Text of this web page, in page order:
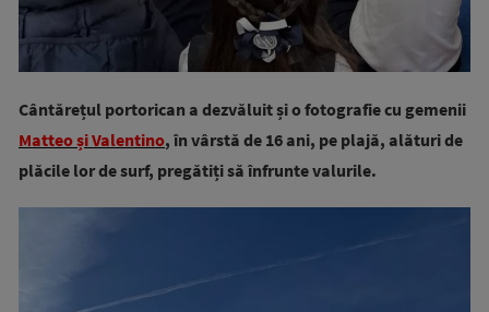
Cântărețul portorican a dezvăluit și o fotografie cu gemenii
Matteo și Valentino, în vârstă de 16 ani, pe plajă, alături de
plăcile lor de surf, pregătiți să înfrunte valurile.